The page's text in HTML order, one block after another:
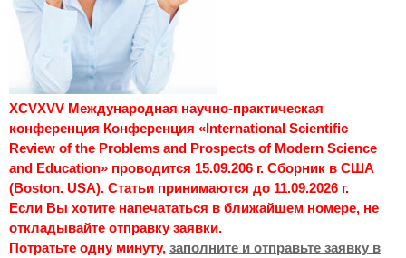
XCVXVV Международная научно-практическая
конференция Конференция «International Scientific
Review of the Problems and Prospects of Modern Science
and Education» проводится 15.09.206 г. Сборник в США
(Boston. USA). Статьи принимаются до 11.09.2026 г.
Если Вы хотите напечататься в ближайшем номере, не
откладывайте отправку заявки.
Потратьте одну минуту, заполните и отправьте заявку в